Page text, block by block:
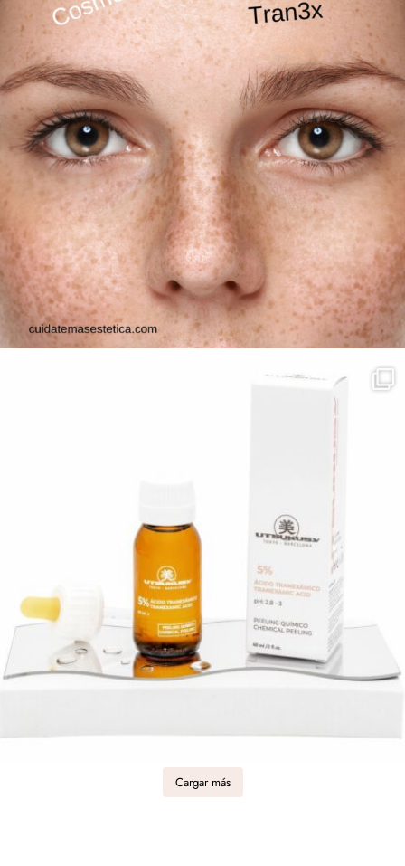
Cargar más